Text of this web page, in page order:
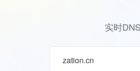
实时